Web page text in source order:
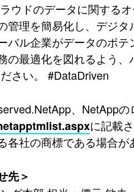
ウドのデータに関する
管理を簡易化し、デジ
バル企業がデータのポ
の最適化を図れるよう
さい。 #DataDriven
、NetAppの
に記載
社の商標である場合が
先＞